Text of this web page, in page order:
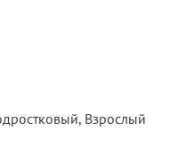
Взрослый